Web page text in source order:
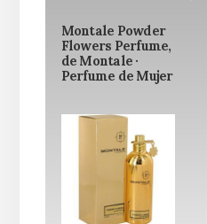
Montale Powder
Flowers Perfume,
de Montale ·
Perfume de Mujer